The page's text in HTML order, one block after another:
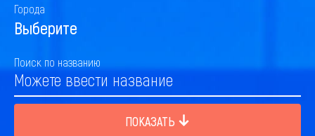
Города
Выберите
Поиск по названию
ПОКАЗАТЬ